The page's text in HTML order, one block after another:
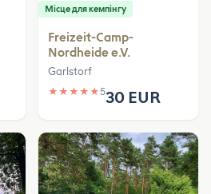
Місце для кемпінгу
Freizeit-Camp-
Nordheide e.V.
Garlstorf
★ ★ ★ ★ ★530 EUR